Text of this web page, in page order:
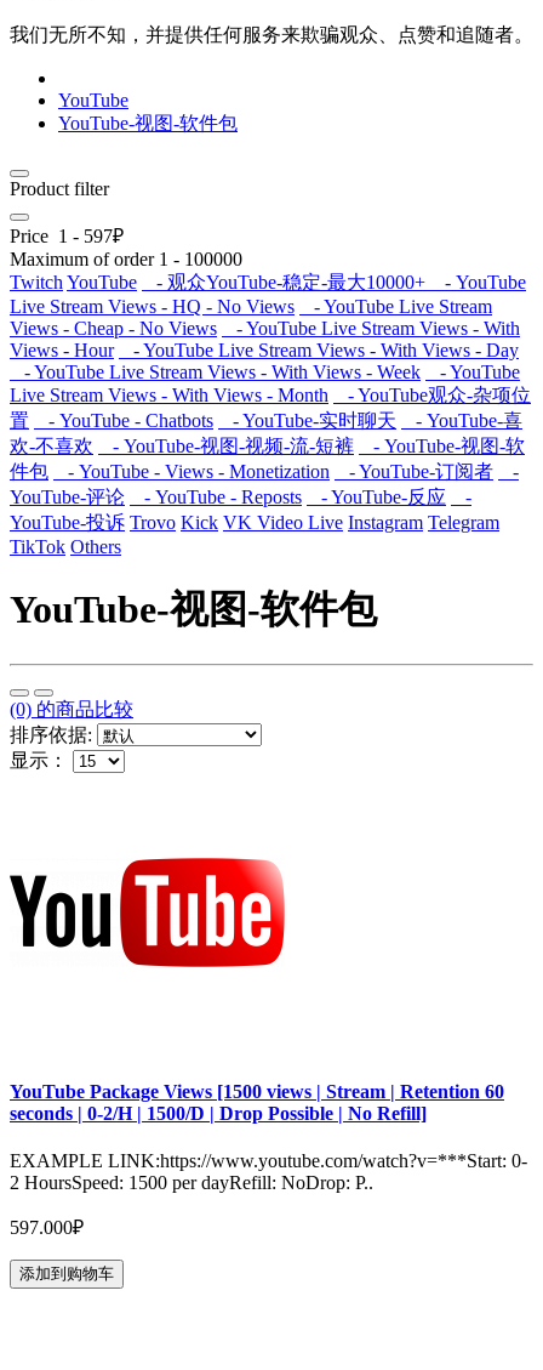
我们无所不知，并提供任何服务来欺骗观众、点赞和追随者。
YouTube
YouTube-视图-软件包
Product filter
Price 1 - 597₽
Maximum of order 1 - 100000
Twitch YouTube - 观众YouTube-稳定-最大10000+
- YouTube
Live Stream Views - HQ - No Views
- YouTube Live Stream
Views - Cheap - No Views
- YouTube Live Stream Views - With
Views - Hour
- YouTube Live Stream Views - With Views - Day
- YouTube Live Stream Views - With Views - Week
- YouTube
Live Stream Views - With Views - Month
- YouTube观众-杂项位
置
- YouTube - Chatbots - YouTube-实时聊天
- YouTube-喜
欢-不喜欢
- YouTube-视图-视频-流-短裤
- YouTube-视图-软
件包
- YouTube - Views - Monetization - YouTube-订阅者
-
YouTube-评论
- YouTube - Reposts - YouTube-反应
-
YouTube-投诉 Trovo Kick VK Video Live Instagram Telegram
TikTok Others
YouTube-视图-软件包
(0) 的商品比较
排序依据:
显示：
YouTube Package Views [1500 views | Stream | Retention 60
seconds | 0-2/H | 1500/D | Drop Possible | No Refill]
EXAMPLE LINK:https://www.youtube.com/watch?v=***Start: 0-
2 HoursSpeed: 1500 per dayRefill: NoDrop: P..
597.000₽
添加到购物车